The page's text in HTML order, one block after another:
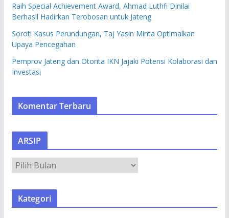
Raih Special Achievement Award, Ahmad Luthfi Dinilai
Berhasil Hadirkan Terobosan untuk Jateng
Soroti Kasus Perundungan, Taj Yasin Minta Optimalkan
Upaya Pencegahan
Pemprov Jateng dan Otorita IKN Jajaki Potensi Kolaborasi dan
Investasi
Komentar Terbaru
ARSIP
R
S
Kategori